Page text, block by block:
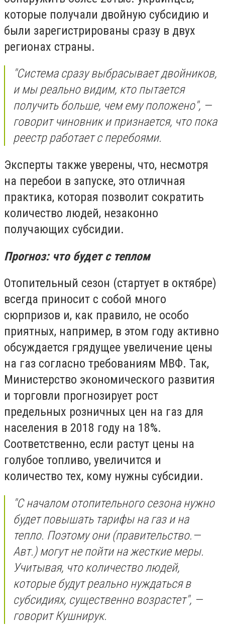
которые получали двойную субсидию и
были зарегистрированы сразу в двух
регионах страны.
"Система сразу выбрасывает двойников,
и мы реально видим, кто пытается
получить больше, чем ему положено", —
говорит чиновник и признается, что пока
реестр работает с перебоями.
Эксперты также уверены, что, несмотря
на перебои в запуске, это отличная
практика, которая позволит сократить
количество людей, незаконно
получающих субсидии.
Прогноз: что будет с теплом
Отопительный сезон (стартует в октябре)
всегда приносит с собой много
сюрпризов и, как правило, не особо
приятных, например, в этом году активно
обсуждается грядущее увеличение цены
на газ согласно требованиям МВФ. Так,
Министерство экономического развития
и торговли прогнозирует рост
предельных розничных цен на газ для
населения в 2018 году на 18%.
Соответственно, если растут цены на
голубое топливо, увеличится и
количество тех, кому нужны субсидии.
"С началом отопительного сезона нужно
будет повышать тарифы на газ и на
тепло. Поэтому они (правительство.—
Авт.) могут не пойти на жесткие меры.
Учитывая, что количество людей,
которые будут реально нуждаться в
субсидиях, существенно возрастет", —
говорит Кушнирук.